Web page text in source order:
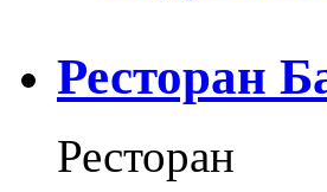
Ресторан
Ресторан